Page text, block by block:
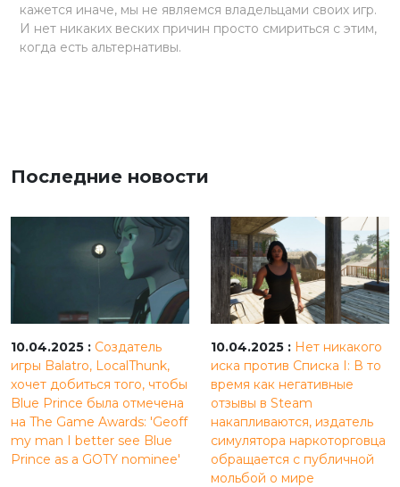
кажется иначе, мы не являемся владельцами своих игр.
И нет никаких веских причин просто смириться с этим,
когда есть альтернативы.
Последние новости
10.04.2025 : Создатель
игры Balatro, LocalThunk,
хочет добиться того, чтобы
Blue Prince была отмечена
на The Game Awards: 'Geoff
my man I better see Blue
Prince as a GOTY nominee'
10.04.2025 : Нет никакого
иска против Списка I: В то
время как негативные
отзывы в Steam
накапливаются, издатель
симулятора наркоторговца
обращается с публичной
мольбой о мире